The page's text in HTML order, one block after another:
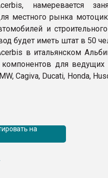
намеревается
местного рынка
и
будет иметь штат в 50
в итальянском
компонентов для
Cagiva, Ducati, Honda,
на